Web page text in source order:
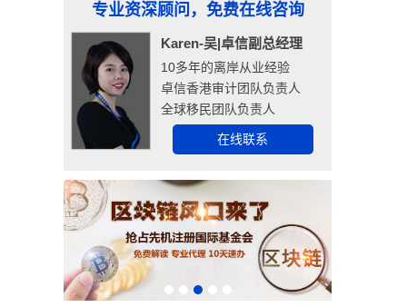
专业资深顾问，免费在线咨询
Karen-吴|卓信副总经理
10多年的离岸从业经验
卓信香港审计团队负责人
全球移民团队负责人
在线联系